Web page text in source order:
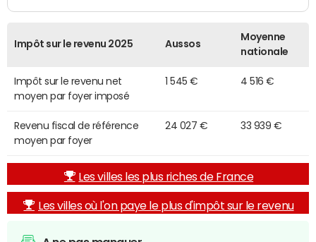
Impôt sur le revenu 2025 Aussos
Moyenne
nationale
Impôt sur le revenu net
moyen par foyer imposé
1 545 € 4 516 €
Revenu fiscal de référence
moyen par foyer
24 027 € 33 939 €
Les villes les plus riches de France
Les villes où l'on paye le plus d'impôt sur le revenu